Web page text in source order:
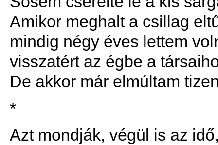
Amikor meghalt a csillag
mindig négy éves lettem
visszatért az égbe a
De akkor már elmúltam
*
Azt mondják, végül is az